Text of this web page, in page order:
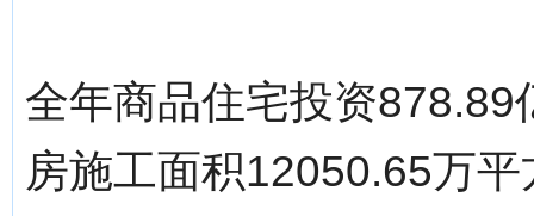
全年商品住宅投资
房施工面积12050.65万